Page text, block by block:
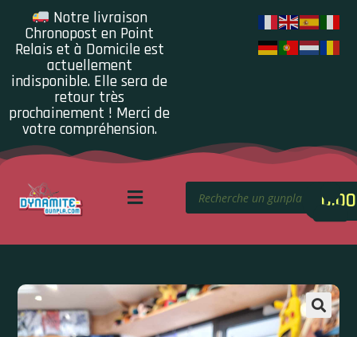
Notre livraison
Chronopost en Point
Relais et à Domicile est
actuellement
indisponible. Elle sera de
retour très
prochainement ! Merci de
votre compréhension.
0.00